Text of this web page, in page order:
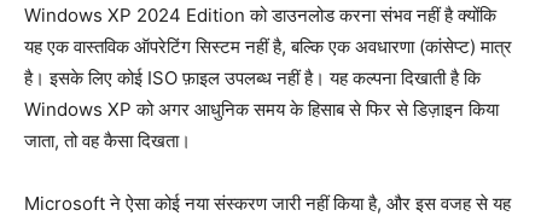
Windows XP 2024 Edition को डाउनलोड करना संभव नहीं है क्योंकि
यह एक वास्तविक ऑपरेटिंग सिस्टम नहीं है, बल्कि एक अवधारणा (कांसेप्ट) मात्र
है। इसके लिए कोई ISO फ़ाइल उपलब्ध नहीं है। यह कल्पना दिखाती है कि
Windows XP को अगर आधुनिक समय के हिसाब से फिर से डिज़ाइन किया
जाता, तो वह कैसा दिखता।
Microsoft ने ऐसा कोई नया संस्करण जारी नहीं किया है, और इस वजह से यह